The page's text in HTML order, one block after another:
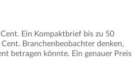
Ein Kompaktbrief bis zu 50
Branchenbeobachter denken,
betragen könnte. Ein genauer Preis